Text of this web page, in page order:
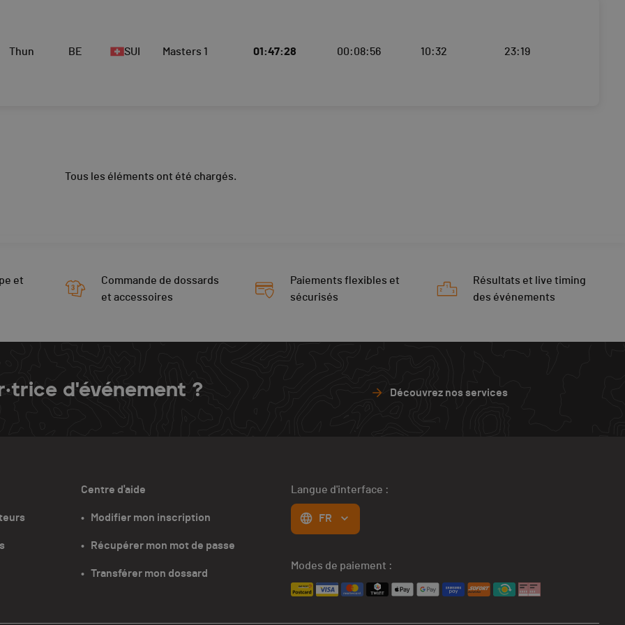
Thun BE SUI Masters 1 01:47:28 00:08:56 10:32 23:19
Tous les éléments ont été chargés.
et
Commande de dossards
et accessoires
Paiements flexibles et
sécurisés
Résultats et live timing
des événements
d'événement ? Découvrez nos services
Centre d'aide
•   Modifier mon inscription
•   Récupérer mon mot de passe
•   Transférer mon dossard
Langue d'interface :
FR
Modes de paiement :